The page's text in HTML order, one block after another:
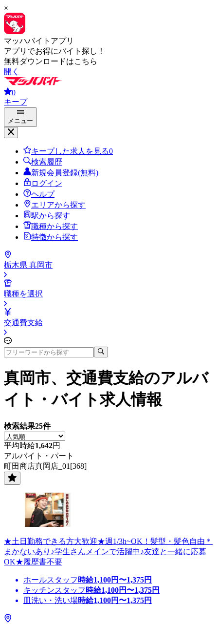
×
マッハバイトアプリ
アプリでお得にバイト探し！
無料ダウンロードはこちら
開く
0
キープ
メニュー
キープした求人を見る0
検索履歴
新規会員登録(無料)
ログイン
ヘルプ
エリアから探す
駅から探す
職種から探す
特徴から探す
栃木県 真岡市
職種を選択
交通費支給
真岡市、交通費支給のアルバ
イト・バイト求人情報
検索結果25件
平均時給1,642円
アルバイト・パート
町田商店真岡店_01[368]
★土日勤務できる方大歓迎★週1/3h~OK！髪型・髪色自由＊
まかないあり♪学生さんメインで活躍中♪友達と一緒に応募
OK★履歴書不要
ホールスタッフ 時給1,100円〜1,375円
キッチンスタッフ 時給1,100円〜1,375円
皿洗い・洗い場時給1,100円〜1,375円